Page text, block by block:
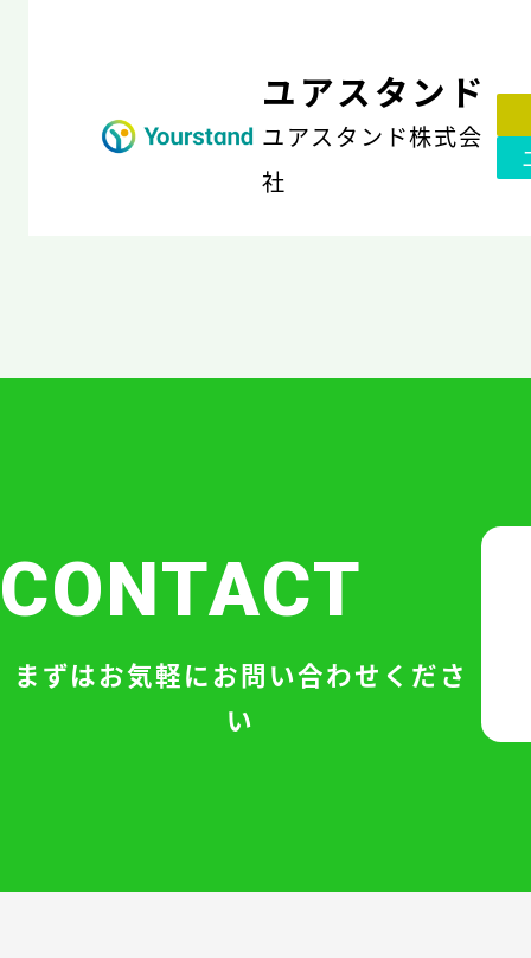
ユアスタンド
ユアスタンド株式会
社
CONTACT
まずはお気軽にお問い合わせくださ
い